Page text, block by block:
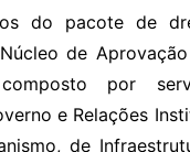
do pacote de
de
por
e Relações
de